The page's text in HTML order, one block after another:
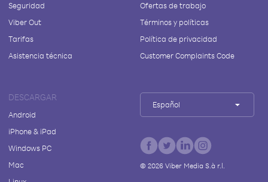
Seguridad
Viber Out
Tarifas
Asistencia técnica
Ofertas de trabajo
Términos y políticas
Política de privacidad
Customer Complaints Code
DESCARGAR
Android
iPhone & iPad
Windows PC
Mac
Español
© 2026Viber Media S.à r.l.